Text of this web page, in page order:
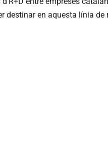
destinar en aquesta línia de